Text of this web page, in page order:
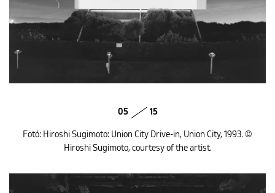
05 15
Fotó: Hiroshi Sugimoto: Union City Drive-in, Union City, 1993. ©
Hiroshi Sugimoto, courtesy of the artist.